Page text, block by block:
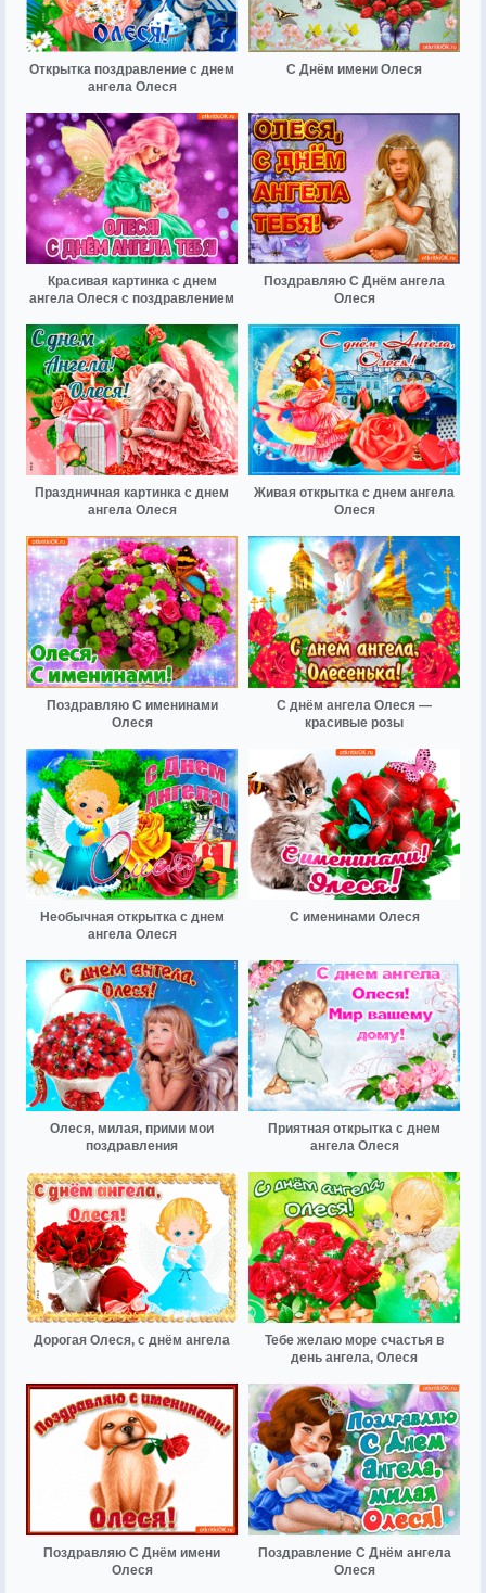
Открытка поздравление с днем
ангела Олеся
С Днём имени Олеся
Красивая картинка с днем
ангела Олеся с поздравлением
Поздравляю С Днём ангела
Олеся
Праздничная картинка с днем
ангела Олеся
Живая открытка с днем ангела
Олеся
Поздравляю С именинами
Олеся
С днём ангела Олеся —
красивые розы
Необычная открытка с днем
ангела Олеся
С именинами Олеся
Олеся, милая, прими мои
поздравления
Приятная открытка с днем
ангела Олеся
Дорогая Олеся, с днём ангела
Тебе желаю море счастья в
день ангела, Олеся
Поздравляю С Днём имени
Олеся
Поздравление С Днём ангела
Олеся